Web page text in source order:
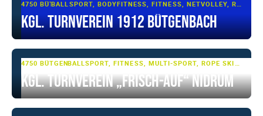
4750 BÜTGENBACH
Kgl. Turnverein 1912 Bütgenbach
4750 BÜTGENBACH, NIDRUM
Kgl. Turnverein „Frisch-Auf“ Nidrum